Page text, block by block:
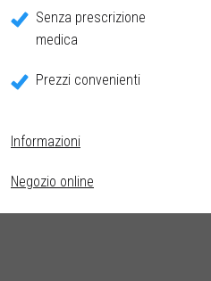
Senza prescrizione
medica
Prezzi convenienti
Informazioni
Negozio online